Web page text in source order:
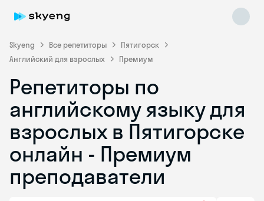
Skyeng Все репетиторы
Пятигорск
Английский для взрослых
Премиум
Репетиторы по
английскому языку для
взрослых в Пятигорске
онлайн - Премиум
преподаватели
Skyeng Chat